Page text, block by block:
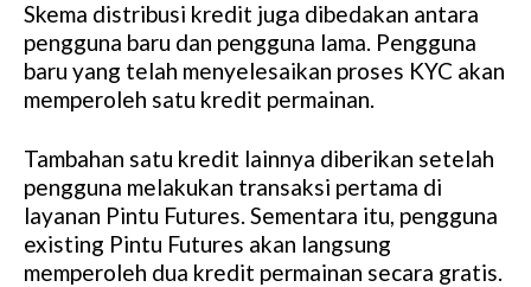
Skema distribusi kredit juga dibedakan antara
pengguna baru dan pengguna lama. Pengguna
baru yang telah menyelesaikan proses KYC akan
memperoleh satu kredit permainan.
Tambahan satu kredit lainnya diberikan setelah
pengguna melakukan transaksi pertama di
layanan Pintu Futures. Sementara itu, pengguna
existing Pintu Futures akan langsung
memperoleh dua kredit permainan secara gratis.